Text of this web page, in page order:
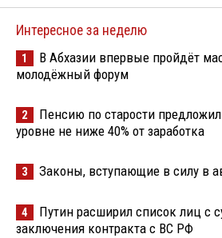
Интересное за неделю
1
В Абхазии впервые пройдёт
молодёжный форум
2
Пенсию по старости
уровне не ниже 40% от заработка
3 Законы, вступающие в силу в
4
Путин расширил список лиц с
заключения контракта с ВС РФ